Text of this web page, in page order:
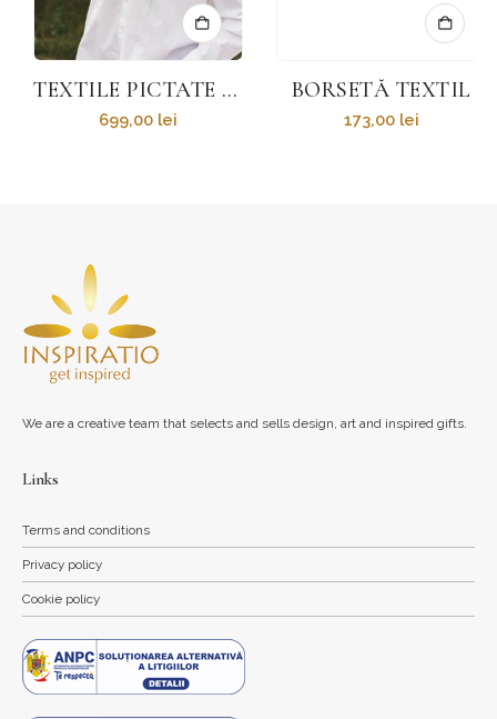
TEXTILE PICTATE – CĂMĂȘI ȘI FLUTURI
699,00lei
BORSETĂ TEXTIL
173,00lei
We are a creative team that selects and sells design, art and inspired gifts.
Links
Terms and conditions
Privacy policy
Cookie policy